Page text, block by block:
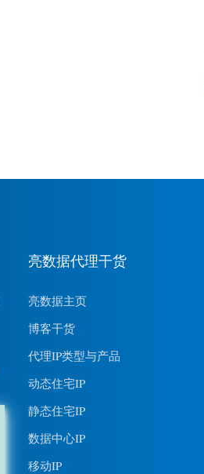
亮数据代理干货
亮数据主页
博客干货
代理IP类型与产品
动态住宅IP
静态住宅IP
数据中心IP
移动IP